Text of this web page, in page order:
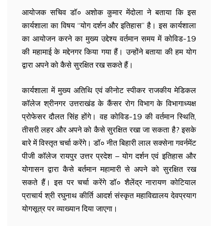
आयोजक सचिव डॉ० अशोक कुमार मेंदोला ने बताया कि इस
कार्यशाला का विषय “योग दर्शन और इतिहास” है। इस कार्यशाला
का आयोजन करने का मुख्य उद्देश्य वर्तमान समय में कोविड-19
की महामाई के मद्देनगर किया गया हैं। उन्होंने बताया की हम योग
द्वारा अपने को कैसे सुरक्षित रख सकते हैं।
कार्यशाला में मुख्य अतिथि एवं कीनोट स्पीकर राजकीय मेडिकल
कॉलेज श्रीनगर उत्तराखंड के कैंसर रोग विभाग के विभागाध्यक्ष
प्रोफेसर दौलत सिंह होंगे। वह कोविड-19 की वर्तमान स्थिति,
तीसरी लहर और अपने को कैसे सुरक्षित रखा जा सकता है? इसके
बारे में विस्तृत चर्चा करेंगे। डॉ० नीत बिहारी लाल सक्सेना गवर्नमेंट
पीजी कॉलेज रायपुर उत्तर प्रदेश – योग दर्शन एवं इतिहास और
योगासन द्वारा कैसे बर्तमान महामारी से अपने को सुरक्षित रख
सकते हैं। इस पर चर्चा करेंगे डॉ० शैलेंद्र नारायण कोटियाल
प्राचार्य श्री रघुनाथ कीर्ति आदर्श संस्कृत महाविद्यालय देवप्रयाग
योगसूत्र पर व्याख्यान दिया जाएगा।